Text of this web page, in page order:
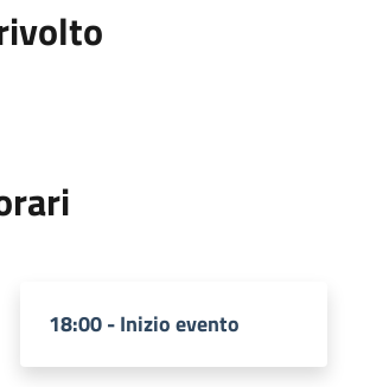
18:00 - Inizio evento